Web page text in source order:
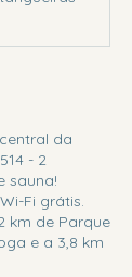
da
- 2
sauna!
Fi grátis.
km de Parque
e a 3,8 km